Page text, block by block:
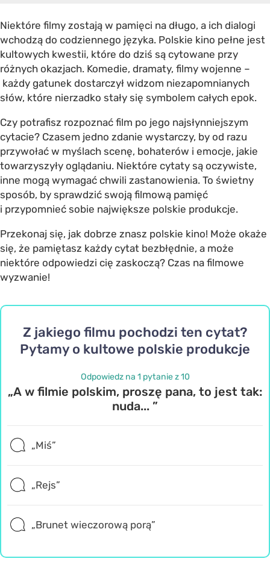
Niektóre filmy zostają w pamięci na długo, a ich dialogi
wchodzą do codziennego języka. Polskie kino pełne jest
kultowych kwestii, które do dziś są cytowane przy
różnych okazjach. Komedie, dramaty, filmy wojenne –
każdy gatunek dostarczył widzom niezapomnianych
słów, które nierzadko stały się symbolem całych epok.
Czy potrafisz rozpoznać film po jego najsłynniejszym
cytacie? Czasem jedno zdanie wystarczy, by od razu
przywołać w myślach scenę, bohaterów i emocje, jakie
towarzyszyły oglądaniu. Niektóre cytaty są oczywiste,
inne mogą wymagać chwili zastanowienia. To świetny
sposób, by sprawdzić swoją filmową pamięć
i przypomnieć sobie największe polskie produkcje.
Przekonaj się, jak dobrze znasz polskie kino! Może okaże
się, że pamiętasz każdy cytat bezbłędnie, a może
niektóre odpowiedzi cię zaskoczą? Czas na filmowe
wyzwanie!
Z jakiego filmu pochodzi ten cytat?
Pytamy o kultowe polskie produkcje
Odpowiedz na 1 pytanie z 10
„A w filmie polskim, proszę pana, to jest tak:
nuda... ”
„Miś”
„Rejs”
„Brunet wieczorową porą”